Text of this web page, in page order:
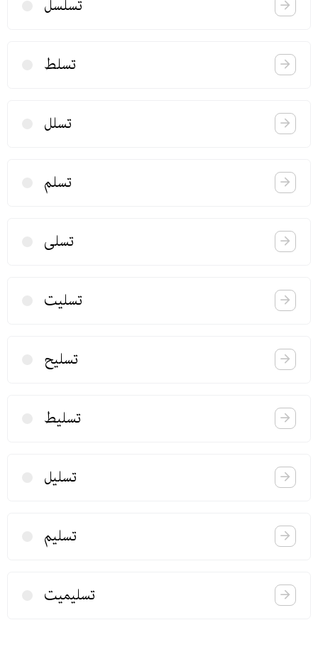
تسلسل
تسلط
تسلل
تسلم
تسلی
تسلیت
تسلیح
تسلیط
تسلیل
تسلیم
تسلیمیت